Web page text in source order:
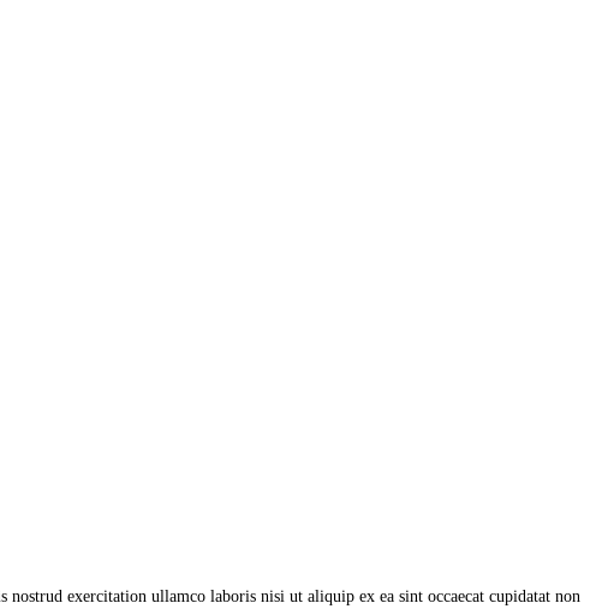
exercitation ullamco laboris nisi ut aliquip ex ea sint occaecat cupidatat non